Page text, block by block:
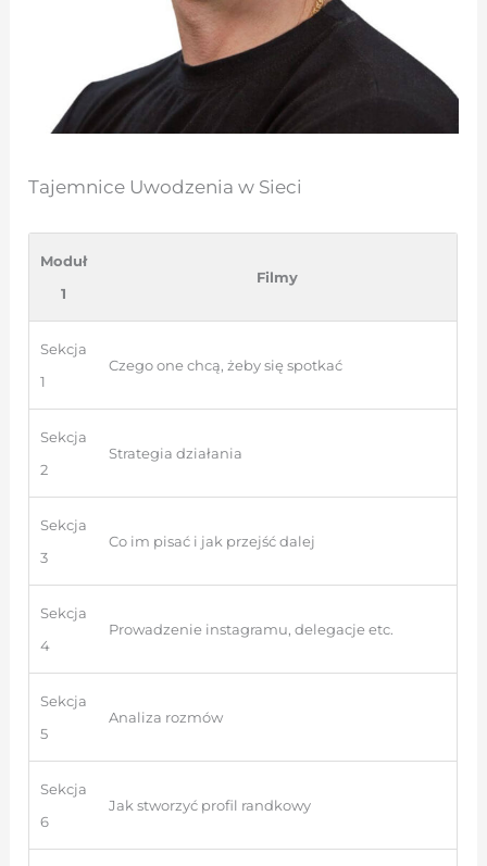
Tajemnice Uwodzenia w Sieci
Moduł
1
Filmy
Sekcja
1
Czego one chcą, żeby się spotkać
Sekcja
2
Strategia działania
Sekcja
3
Co im pisać i jak przejść dalej
Sekcja
4
Prowadzenie instagramu, delegacje etc.
Sekcja
5
Analiza rozmów
Sekcja
6
Jak stworzyć profil randkowy